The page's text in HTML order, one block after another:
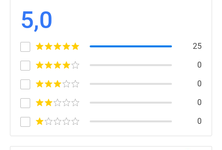
5,0
25
0
0
0
0